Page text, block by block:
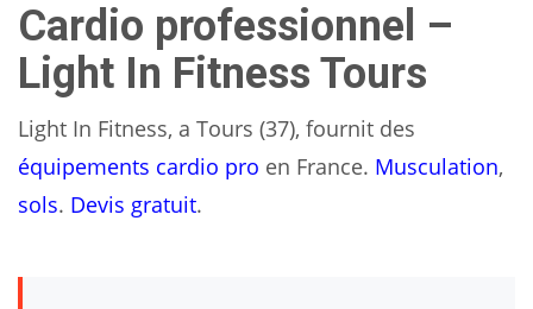
Cardio professionnel –
Light In Fitness Tours
Light In Fitness, a Tours (37), fournit des
équipements cardio pro en France. Musculation,
sols. Devis gratuit.